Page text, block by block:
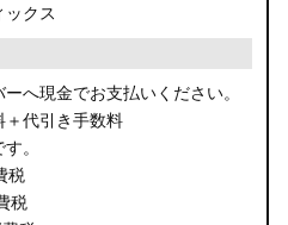
ックス
へ現金でお支払いください。
＋代引き手数料
。
税
税